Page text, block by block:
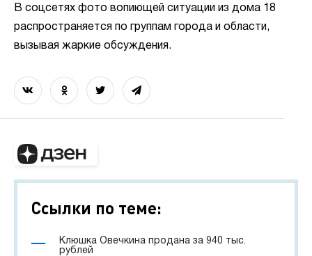
В соцсетях фото вопиющей ситуации из дома 18
распространяется по группам города и области,
вызывая жаркие обсуждения.
Ссылки по теме:
Клюшка Овечкина продана за 940 тыс.
рублей